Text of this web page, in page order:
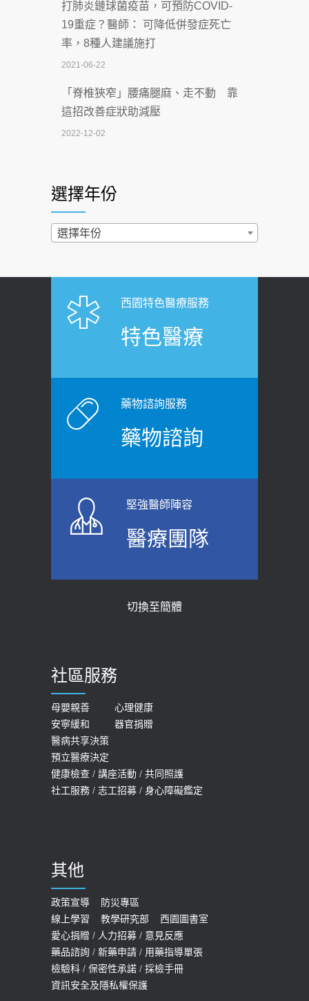
【115年臺北市「防癌保衛戰：健康好禮
一手刮」】 宣導
2026-07-02
2026-07-02
4連霸議員黃秋澤癌逝！食道癌為何奪命
西園醫院55周年 7／10捐血公益活動 邀
民眾熱血響應
2026-06-30
健康肛門痛都是痔瘡?醫談瘍瘍瘻管與肛
裂差異 逾50歲民眾可做1事
原則避免血糖血壓飆高
2026-06-08
上班常待在冷氣房？小心泌尿道感染
醫示警：1病症嚴重恐喪命
2026-05-21
女性必看國健署公費懶人包！這幾項檢
查完全免費 沒做虧大了
2026-05-14
打肺炎鏈球菌疫苗，可預防COVID-
19重症？醫師： 可降低併發症死亡
率，8種人建議施打
2021-06-22
「脊椎狹窄」腰痛腿麻、走不動 靠
這招改善症狀助減壓
2022-12-02
2022-02-17
過量維生素D和鈣恐罹癌? 醫師釋
「落枕」不要大力按脖子！ 1招「伸
展運動」預防落枕
老後睡不好、夜間易跌倒
2021-03-05
骨科魏志定主任接受專訪 【年代電視
質密度檢查！醫：注意5重點可逆轉
膝蓋退化有9大部位 骨科醫坦言：不
一定得換人工關節
2019-10-08
20歲迪士尼男星因癲癇猝逝 老人小
孩最好發、醫師點出8大前兆
2019-07-09
預約
2022-01-07
114年【公費流感及新冠疫苗】門診
預約
2025-09-30
選擇年份
選擇年份
西園特色醫療服務
特色醫療
藥物諮詢服務
藥物諮詢
堅強醫師陣容
醫療團隊
切換至簡體
社區服務
母嬰親善
心理健康
安寧緩和
器官捐贈
醫病共享決策
預立醫療決定
健康檢查 / 講座活動 / 共同照護
社工服務 / 志工招募 / 身心障礙鑑定
其他
政策宣導
防災專區
線上學習
教學研究部
西園圖書室
愛心捐贈 / 人力招募 / 意見反應
藥品諮詢 / 新藥申請 / 用藥指導單張
檢驗科 / 保密性承諾 / 採檢手冊
資訊安全及隱私權保護